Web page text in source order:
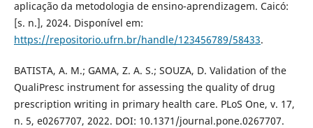
aplicação da metodologia de ensino-aprendizagem. Caicó:
[s. n.], 2024. Disponível em:
https://repositorio.ufrn.br/handle/123456789/58433.
BATISTA, A. M.; GAMA, Z. A. S.; SOUZA, D. Validation of the
QualiPresc instrument for assessing the quality of drug
prescription writing in primary health care. PLoS One, v. 17,
n. 5, e0267707, 2022. DOI: 10.1371/journal.pone.0267707.